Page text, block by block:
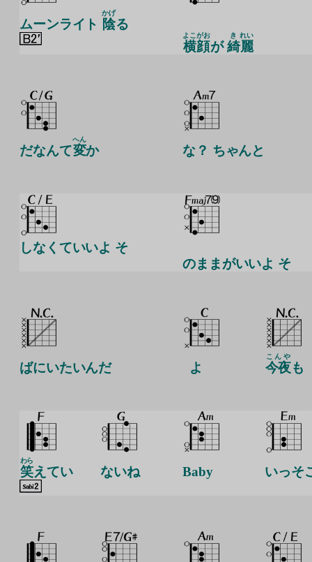
ムーンライト 陰
かげ
る
横顔
よこがお
が綺
き
麗
れい
だなんて変
へん
か な？ ちゃんと
しなくていいよ そ
のままがいいよ そ
ばにいたいんだ よ 今夜
こんや
も
笑
わら
えてい ないね Baby いっそ